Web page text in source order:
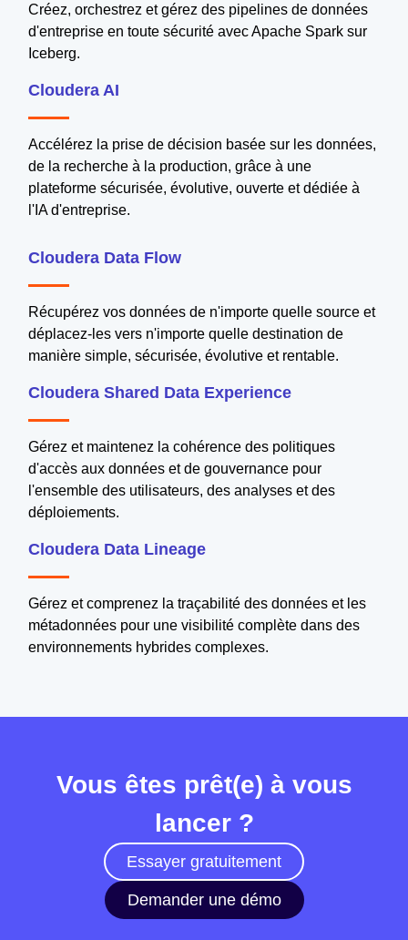
Créez, orchestrez et gérez des pipelines de données
d'entreprise en toute sécurité avec Apache Spark sur
Iceberg.
Cloudera AI
Accélérez la prise de décision basée sur les données,
de la recherche à la production, grâce à une
plateforme sécurisée, évolutive, ouverte et dédiée à
l'IA d'entreprise.
Cloudera Data Flow
Récupérez vos données de n'importe quelle source et
déplacez-les vers n'importe quelle destination de
manière simple, sécurisée, évolutive et rentable.
Cloudera Shared Data Experience
Gérez et maintenez la cohérence des politiques
d'accès aux données et de gouvernance pour
l'ensemble des utilisateurs, des analyses et des
déploiements.
Cloudera Data Lineage
Gérez et comprenez la traçabilité des données et les
métadonnées pour une visibilité complète dans des
environnements hybrides complexes.
Vous êtes prêt(e) à vous
lancer ?
Essayer gratuitement
Demander une démo